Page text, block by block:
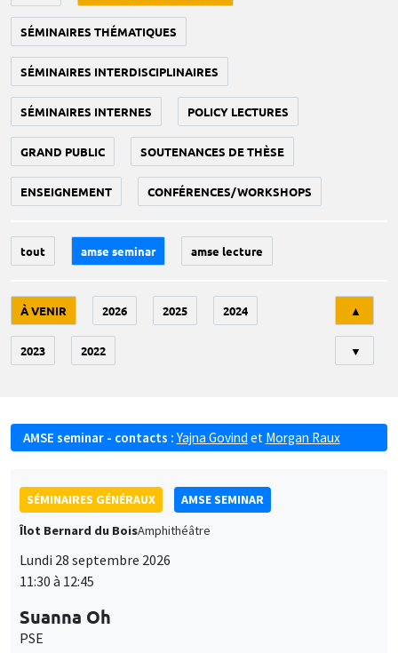
SÉMINAIRES THÉMATIQUES
SÉMINAIRES INTERDISCIPLINAIRES
SÉMINAIRES INTERNES POLICY LECTURES
GRAND PUBLIC SOUTENANCES DE THÈSE
ENSEIGNEMENT CONFÉRENCES/WORKSHOPS
tout amse seminar amse lecture
À VENIR 2026 2025 2024
2023 2022
▲
▼
AMSE seminar - contacts : Yajna Govind et Morgan Raux
SÉMINAIRES GÉNÉRAUX
AMSE SEMINAR
Îlot Bernard du BoisAmphithéâtre
Lundi 28 septembre 2026
11:30 à 12:45
Suanna Oh
PSE